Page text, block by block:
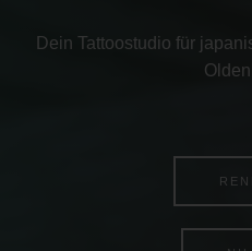
Dein Tattoostudio für